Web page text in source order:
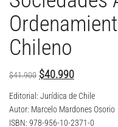
Chileno
$41.900 El
precio
original
$40.990El
precio
actual
Editorial: Jurídica de Chile
Autor: Marcelo Mardones Osorio
ISBN: 978-956-10-2371-0